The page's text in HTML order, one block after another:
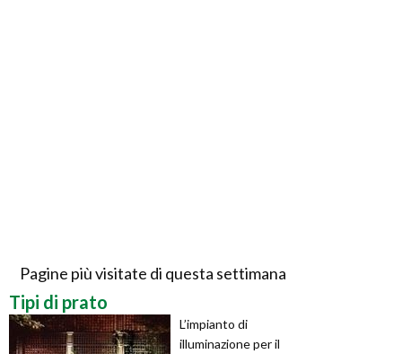
Pagine più visitate di questa settimana
Tipi di prato
L’impianto di
illuminazione per il